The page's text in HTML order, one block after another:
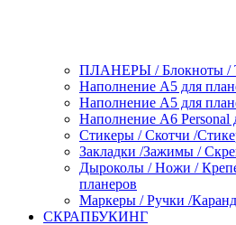
ПЛАНЕРЫ / Блокноты /
Наполнение А5 для
Наполнение А5 для
Наполнение А6 Personal
Стикеры / Скотчи /
Закладки /Зажимы /
Дыроколы / Ножи /
планеров
Маркеры / Ручки /
СКРАПБУКИНГ